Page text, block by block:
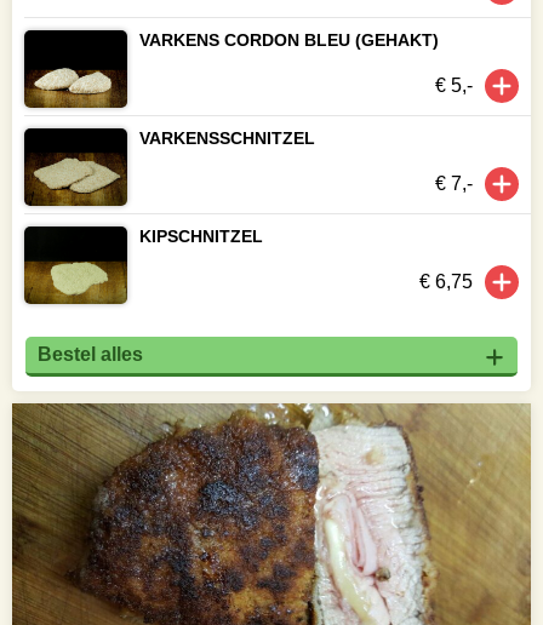
VARKENS CORDON BLEU (GEHAKT)
€ 5,-
VARKENSSCHNITZEL
€ 7,-
KIPSCHNITZEL
€ 6,75
Bestel alles